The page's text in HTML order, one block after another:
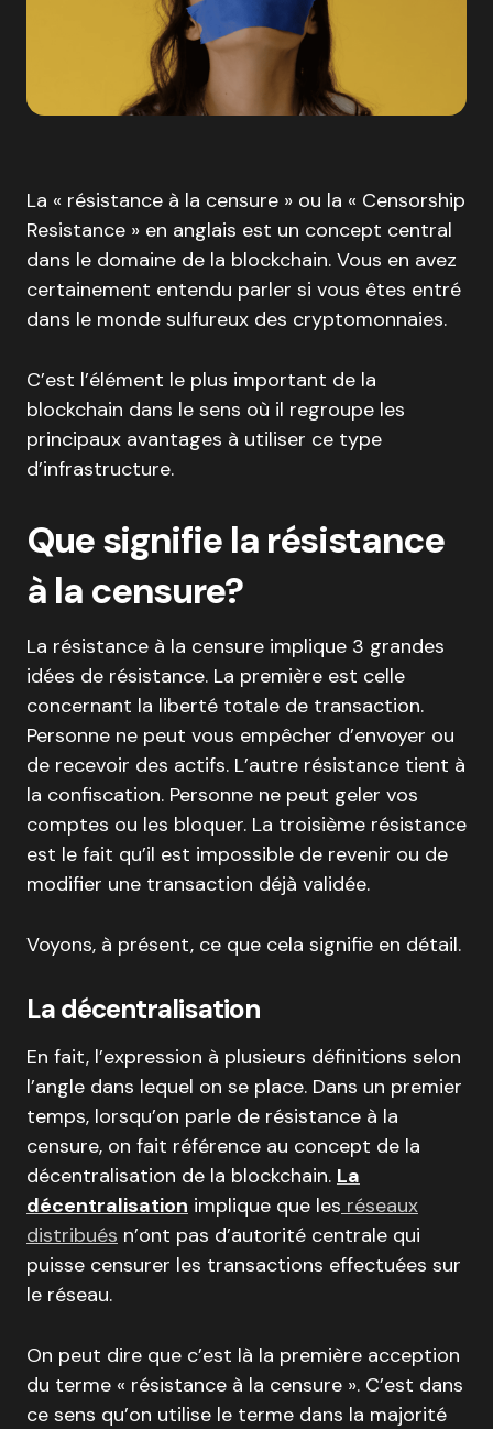
La « résistance à la censure » ou la « Censorship
Resistance » en anglais est un concept central
dans le domaine de la blockchain. Vous en avez
certainement entendu parler si vous êtes entré
dans le monde sulfureux des cryptomonnaies.
C’est l’élément le plus important de la
blockchain dans le sens où il regroupe les
principaux avantages à utiliser ce type
d’infrastructure.
Que signifie la résistance
à la censure?
La résistance à la censure implique 3 grandes
idées de résistance. La première est celle
concernant la liberté totale de transaction.
Personne ne peut vous empêcher d’envoyer ou
de recevoir des actifs. L’autre résistance tient à
la confiscation. Personne ne peut geler vos
comptes ou les bloquer. La troisième résistance
est le fait qu’il est impossible de revenir ou de
modifier une transaction déjà validée.
Voyons, à présent, ce que cela signifie en détail.
La décentralisation
En fait, l’expression à plusieurs définitions selon
l’angle dans lequel on se place. Dans un premier
temps, lorsqu’on parle de résistance à la
censure, on fait référence au concept de la
décentralisation de la blockchain. La
décentralisation implique que les réseaux
distribués n’ont pas d’autorité centrale qui
puisse censurer les transactions effectuées sur
le réseau.
On peut dire que c’est là la première acception
du terme « résistance à la censure ». C’est dans
ce sens qu’on utilise le terme dans la majorité